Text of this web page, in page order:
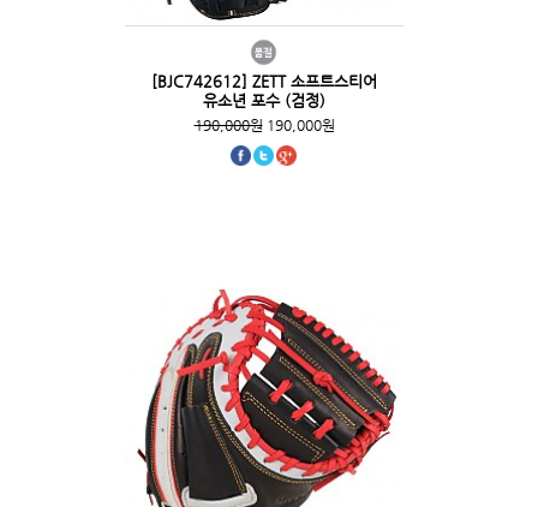
[BJC742612] ZETT 소프트스티어
유소년 포수 (검정)
190,000원190,000원